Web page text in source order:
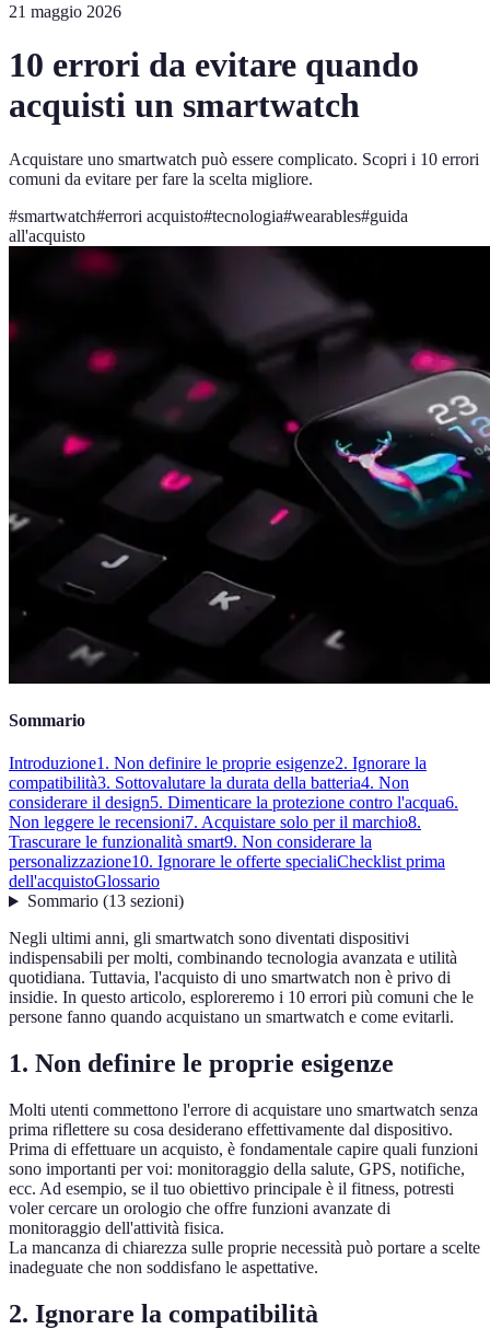
21 maggio 2026
10 errori da evitare quando
acquisti un smartwatch
Acquistare uno smartwatch può essere complicato. Scopri i 10 errori
comuni da evitare per fare la scelta migliore.
#smartwatch#errori acquisto#tecnologia#wearables#guida
all'acquisto
Sommario
Introduzione1. Non definire le proprie esigenze2. Ignorare la
compatibilità3. Sottovalutare la durata della batteria4. Non
considerare il design5. Dimenticare la protezione contro l'acqua6.
Non leggere le recensioni7. Acquistare solo per il marchio8.
Trascurare le funzionalità smart9. Non considerare la
personalizzazione10. Ignorare le offerte specialiChecklist prima
dell'acquistoGlossario
Sommario(13 sezioni)
Negli ultimi anni, gli smartwatch sono diventati dispositivi
indispensabili per molti, combinando tecnologia avanzata e utilità
quotidiana. Tuttavia, l'acquisto di uno smartwatch non è privo di
insidie. In questo articolo, esploreremo i 10 errori più comuni che le
persone fanno quando acquistano un smartwatch e come evitarli.
1. Non definire le proprie esigenze
Molti utenti commettono l'errore di acquistare uno smartwatch senza
prima riflettere su cosa desiderano effettivamente dal dispositivo.
Prima di effettuare un acquisto, è fondamentale capire quali funzioni
sono importanti per voi: monitoraggio della salute, GPS, notifiche,
ecc. Ad esempio, se il tuo obiettivo principale è il fitness, potresti
voler cercare un orologio che offre funzioni avanzate di
monitoraggio dell'attività fisica.
La mancanza di chiarezza sulle proprie necessità può portare a scelte
inadeguate che non soddisfano le aspettative.
2. Ignorare la compatibilità